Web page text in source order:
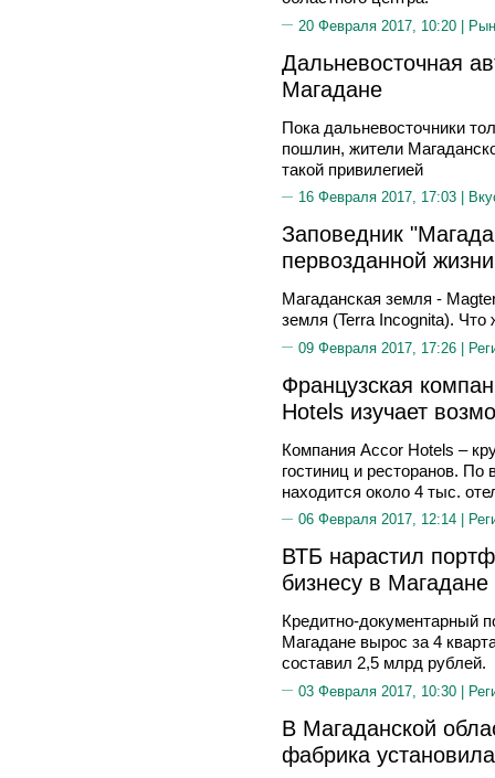
20 Февраля 2017, 10:20 |
Дальневосточная
Магадане
Пока дальневосточники
пошлин, жители
такой привилегией
16 Февраля 2017, 17:03 |
Заповедник
первозданной жизни
Магаданская земля -
земля (Terra Incognita).
09 Февраля 2017, 17:26 |
Французская
Hotels изучает
Компания Accor Hotels –
гостиниц и ресторанов.
находится около 4 тыс.
06 Февраля 2017, 12:14 |
ВТБ нарастил
бизнесу в Магадане
Кредитно-документарный
Магадане вырос за 4
составил 2,5 млрд рублей.
03 Февраля 2017, 10:30 |
В Магаданской
фабрика